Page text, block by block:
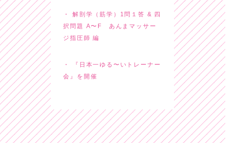
解剖学（筋学）1問１答 & 四
択問題 A〜F あんまマッサー
ジ指圧師 編
『日本一ゆる〜いトレーナー
会』を開催